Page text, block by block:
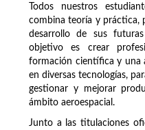
Todos nuestros
combina teoría y práctica,
desarrollo de sus
objetivo es crear
formación científica y una
en diversas tecnologías,
gestionar y mejorar
ámbito aeroespacial.
Junto a las titulaciones